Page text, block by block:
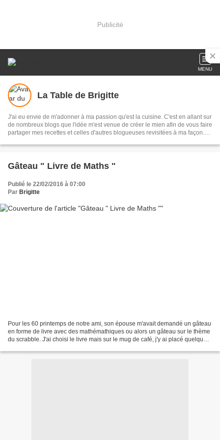
Publicité
MENU
La Table de Brigitte
J'ai eu envie de m'adonner à ma passion qu'est la cuisine. C'est en allant sur
de nombreux blogs que l'idée m'est venue de créer le mien afin de vous faire
partager mes recettes et celles d'autres blogueuses revisitées à ma façon.
Gâteau " Livre de Maths "
Publié le 22/02/2016 à 07:00
Par Brigitte
Pour les 60 printemps de notre ami, son épouse m'avait demandé un gâteau
en forme de livre avec des mathémathiques ou alors un gâteau sur le thème
du scrabble. J'ai choisi le livre mais sur le mug de café, j'y ai placé quelques